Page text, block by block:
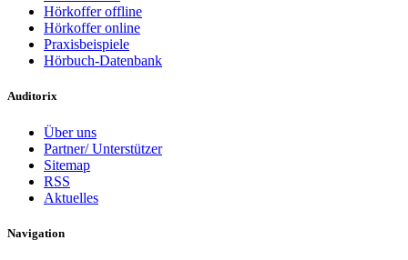
Hörkoffer offline
Hörkoffer online
Praxisbeispiele
Hörbuch-Datenbank
Auditorix
Über uns
Partner/ Unterstützer
Sitemap
RSS
Aktuelles
Navigation